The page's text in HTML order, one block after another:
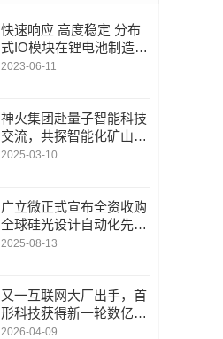
快速响应 高度稳定 分布
式IO模块在锂电池制造的
优势揭秘 | 支持Modbu
rnet/IP、BACnet/IP等多
种协议
2023-06-11
神火集团赴量子智能科技
交流，共探智能化矿山新
未来
2025-03-10
广立微正式宣布全资收购
全球硅光设计自动化先锋
LUCEDA
2025-08-13
又一互联网大厂出手，首
形科技获得新一轮数亿元
A1轮融资｜人脸机器人首
2026-04-09